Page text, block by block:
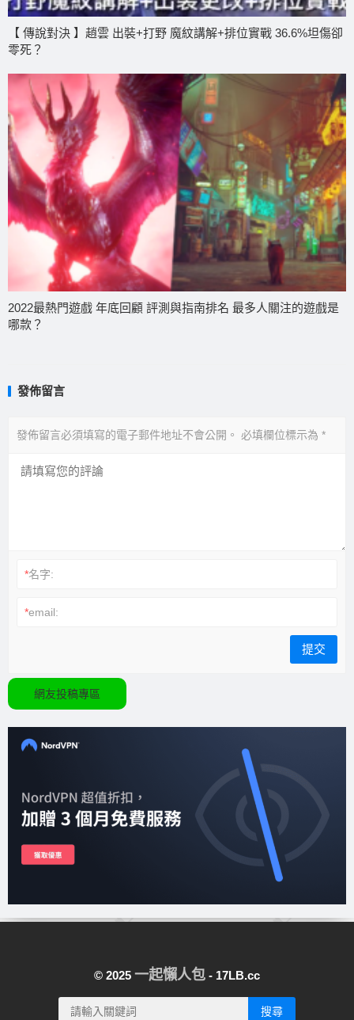
【 傳說對決 】趙雲 出裝+打野 魔紋講解+排位實戰 36.6%坦傷卻
零死？
2022最熱門遊戲 年底回顧 評測與指南排名 最多人關注的遊戲是
哪款？
發佈留言
發佈留言必須填寫的電子郵件地址不會公開。 必填欄位標示為 *
*名字:
*email:
網友投稿專區
© 2025 一起懶人包 - 17LB.cc
搜尋